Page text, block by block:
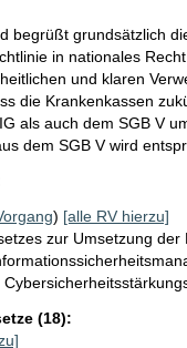
begrüßt grundsätzlich
in nationales
und klaren
die Krankenkassen
als auch dem SGB V
dem SGB V wird
) [alle RV hierzu]
zur Umsetzung
(18):